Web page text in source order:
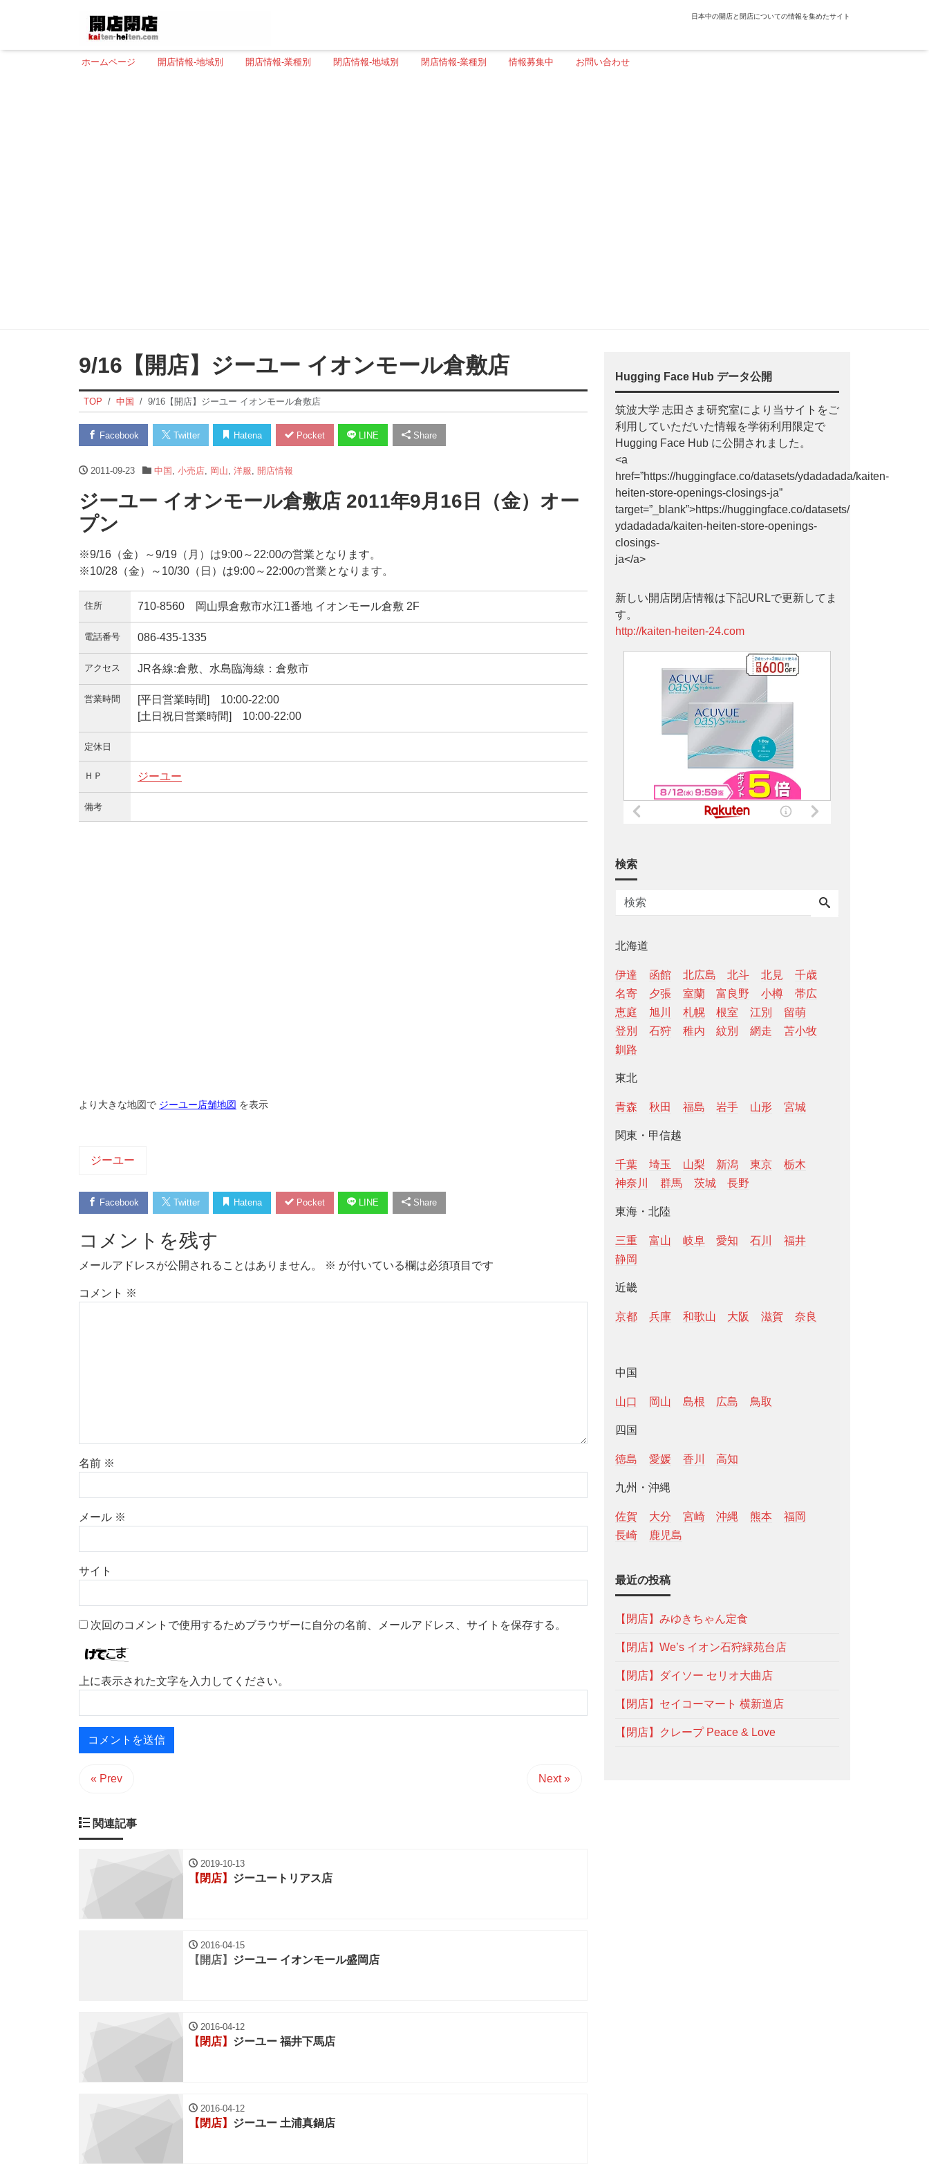
日本中の開店と閉店についての情報を集めたサイト
ホームページ 開店情報-地域別 開店情報-業種別 閉店情報-地域別 閉店情報-業種別 情報募集中 お問い合わせ
9/16【開店】ジーユー イオンモール倉敷店
TOP 中国 9/16【開店】ジーユー イオンモール倉敷店
Facebook Twitter Hatena Pocket LINE Share
2011-09-23 中国 小売店, 岡山 洋服 開店情報
ジーユー イオンモール倉敷店 2011年9月16日（金）オー
プン
※9/16（金）～9/19（月）は9:00～22:00の営業となります。
※10/28（金）～10/30（日）は9:00～22:00の営業となります。
住所 710-8560 岡山県倉敷市水江1番地 イオンモール倉敷 2F
電話番号 086-435-1335
アクセス JR各線:倉敷、水島臨海線：倉敷市
営業時間
[平日営業時間] 10:00-22:00
[土日祝日営業時間] 10:00-22:00
定休日
ＨＰ ジーユー
備考
より大きな地図で ジーユー店舗地図 を表示
ジーユー
Facebook Twitter Hatena Pocket LINE Share
コメントを残す
メールアドレスが公開されることはありません。 ※ が付いている欄は必須項目です
コメント ※
名前 ※
メール ※
サイト
次回のコメントで使用するためブラウザーに自分の名前、メールアドレス、サイトを保存する。
上に表示された文字を入力してください。
« Prev Next »
関連記事
2019-10-13
【閉店】 ジーユートリアス店
2016-04-15
【開店】 ジーユー イオンモール盛岡店
2016-04-12
【閉店】 ジーユー 福井下馬店
2016-04-12
【閉店】 ジーユー 土浦真鍋店
Hugging Face Hub データ公開
筑波大学 志田さま研究室により当サイトをご
利用していただいた情報を学術利用限定で
Hugging Face Hub に公開されました。
<a
href=”https://huggingface.co/datasets/ydadadada/kaiten-
heiten-store-openings-closings-ja”
target=”_blank”>https://huggingface.co/datasets/
ydadadada/kaiten-heiten-store-openings-
closings-
ja</a>
新しい開店閉店情報は下記URLで更新してま
す。
http://kaiten-heiten-24.com
検索
北海道
伊達 函館 北広島 北斗 北見
千歳
名寄
夕張 室蘭 富良野 小樽
帯広
恵庭
旭川 札幌 根室 江別
留萌
登別
石狩 稚内 紋別 網走
苫小牧
釧路
東北
青森 秋田 福島 岩手 山形 宮城
関東・甲信越
千葉 埼玉 山梨 新潟 東京
栃木
神奈川
群馬 茨城 長野
東海・北陸
三重 富山 岐阜 愛知 石川
福井
静岡
近畿
京都 兵庫 和歌山 大阪 滋賀 奈良
中国
山口 岡山 島根 広島 鳥取
四国
徳島 愛媛 香川 高知
九州・沖縄
佐賀 大分 宮崎 沖縄 熊本
福岡
長崎
鹿児島
最近の投稿
【閉店】みゆきちゃん定食
【閉店】We’s イオン石狩緑苑台店
【閉店】ダイソー セリオ大曲店
【閉店】セイコーマート 横新道店
【閉店】クレープ Peace & Love